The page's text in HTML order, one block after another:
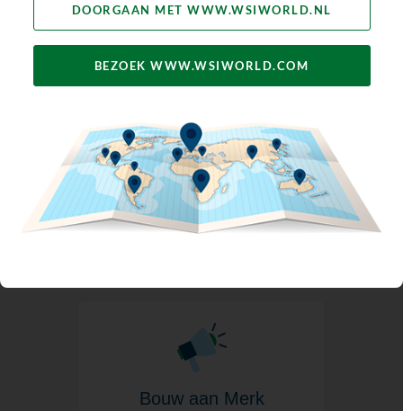
AAN DIGITAL MARKETING
SERVICES
Meer Leads & Sales
MEER LEADS
Bouw aan Merk
DOORGAAN MET WWW.WSIWORLD.NL
BEZOEK WWW.WSIWORLD.COM